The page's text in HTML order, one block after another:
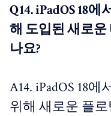
Q14. iPadOS 18
해 도입된 새로
나요?
A14. iPadOS 18
위해 새로운 플